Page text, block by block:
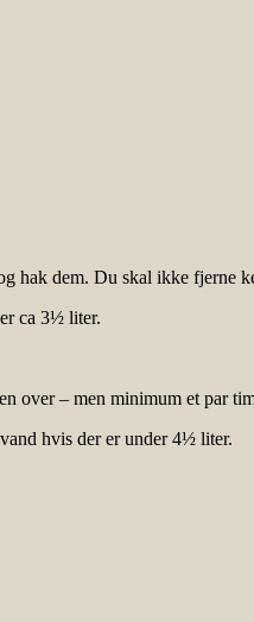
hak dem. Du skal ikke fjerne
ca 3½ liter.
over – men minimum et par
hvis der er under 4½ liter.